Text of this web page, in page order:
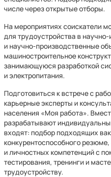
числе через открытые отборы.
На мероприятиях соискатели
для трудоустройства в
и научно-производственные
машиностроительное
занимающуюся разработкой
и электропитания.
Подготовиться к встрече с
карьерные эксперты и
населения «Моя работа».
разрабатывают
входят: подбор подходящих
конкурентоспособного
и личностных компетенций с
тестирования, тренинги и
трудоустройству.